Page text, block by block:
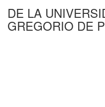
DE LA
GREGORIO DE